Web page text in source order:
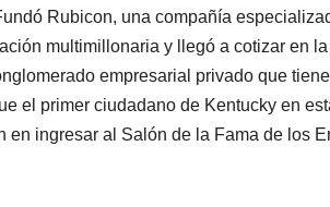
Rubicon, una compañía
multimillonaria y llegó a cotizar en
empresarial privado que
el primer ciudadano de Kentucky en
en ingresar al Salón de la Fama de los